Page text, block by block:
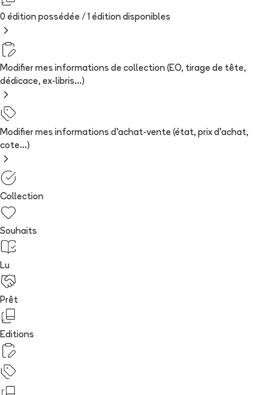
0 édition possédée / 1 édition disponibles
Modifier mes informations de collection (EO, tirage de tête,
dédicace, ex-libris...)
Modifier mes informations d'achat-vente (état, prix d'achat,
cote...)
Collection
Souhaits
Lu
Prêt
Editions